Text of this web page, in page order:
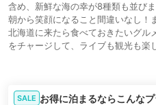
含め、新鮮な海の幸が8種類も並び
朝から笑顔になること間違いなし！
北海道に来たら食べておきたいグル
をチャージして、ライブも観光も楽
SALE お得に泊まるならこんなプ